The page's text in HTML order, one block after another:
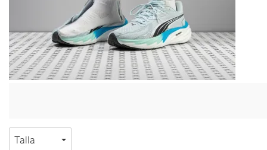
Talla